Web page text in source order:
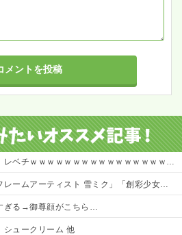
ｗｗｗｗｗｗｗｗｗｗｗｗｗｗｗｗｗｗｗｗｗｗｗ
創彩少女庭園 早乙女 瑠衣【桃桜高校・競泳水着】」プラモデルほか【発売日決定】
ぎる→御尊顔がこちら…
シュークリーム 他